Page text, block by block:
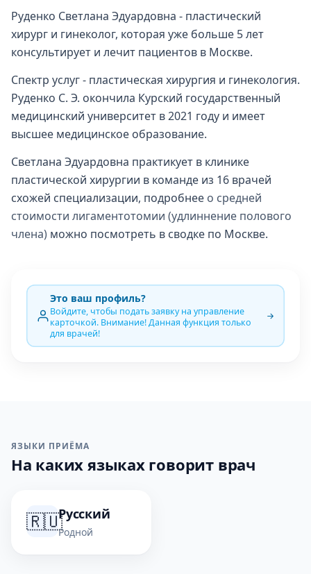
Руденко Светлана Эдуардовна - пластический
хирург и гинеколог, которая уже больше 5 лет
консультирует и лечит пациентов в Москве.
Спектр услуг - пластическая хирургия и гинекология.
Руденко С. Э. окончила Курский государственный
медицинский университет в 2021 году и имеет
высшее медицинское образование.
Светлана Эдуардовна практикует в клинике
пластической хирургии в команде из 16 врачей
схожей специализации, подробнее о средней
стоимости лигаментотомии (удлиннение полового
члена) можно посмотреть в сводке по Москве.
Это ваш профиль?
Войдите, чтобы подать заявку на управление
карточкой. Внимание! Данная функция только
для врачей!
ЯЗЫКИ ПРИЁМА
На каких языках говорит врач
🇷🇺Русский
Родной